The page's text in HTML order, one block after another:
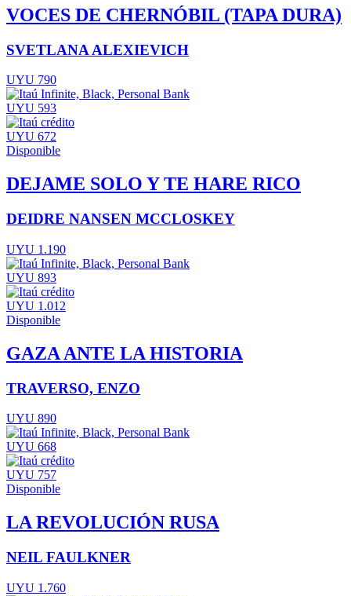
VOCES DE CHERNÓBIL (TAPA DURA)
SVETLANA ALEXIEVICH
UYU 790
UYU 593
UYU 672
Disponible
DEJAME SOLO Y TE HARE RICO
DEIDRE NANSEN MCCLOSKEY
UYU 1.190
UYU 893
UYU 1.012
Disponible
GAZA ANTE LA HISTORIA
TRAVERSO, ENZO
UYU 890
UYU 668
UYU 757
Disponible
LA REVOLUCIÓN RUSA
NEIL FAULKNER
UYU 1.760